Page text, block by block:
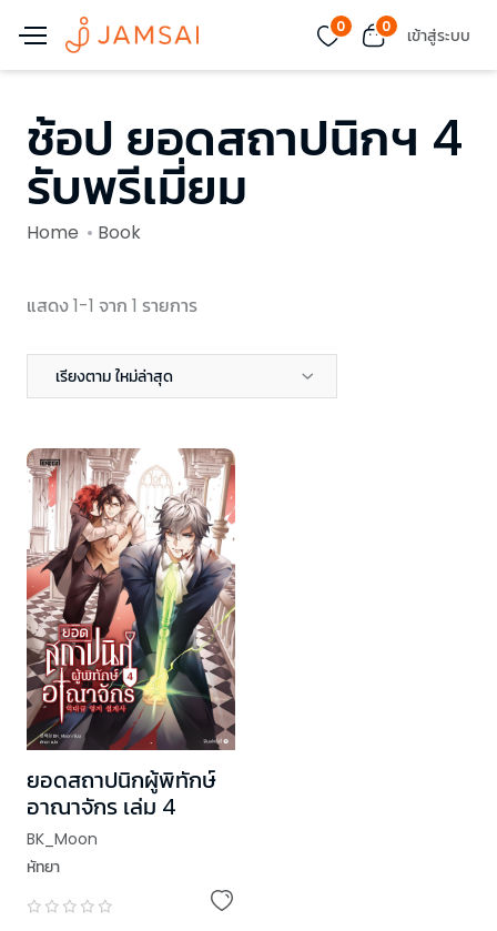
0 0 เข้าสู่ระบบ
ช้อป ยอดสถาปนิกฯ 4
รับพรีเมี่ยม
Home Book
แสดง 1-1 จาก 1 รายการ
เรียงตาม ใหม่ล่าสุด
ยอดสถาปนิกผู้พิทักษ์
อาณาจักร เล่ม 4
BK_Moon
หัทยา